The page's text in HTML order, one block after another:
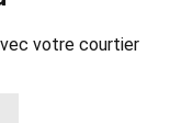
votre courtier